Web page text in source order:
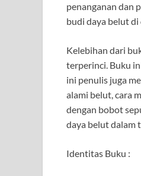
penanganan dan
budi daya belut
Kelebihan dari
terperinci. Buku
ini penulis juga
alami belut, cara
dengan bobot
daya belut dalam
Identitas Buku :